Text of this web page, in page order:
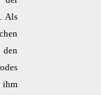
Als
ihm